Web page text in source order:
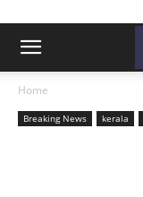
Home
Breaking News kerala